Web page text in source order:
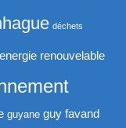
déchets
energie renouvelable
guyane guy favand